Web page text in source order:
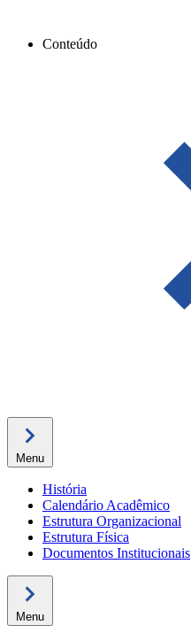
Conteúdo
Menu
História
Calendário Acadêmico
Estrutura Organizacional
Estrutura Física
Documentos Institucionais
Menu